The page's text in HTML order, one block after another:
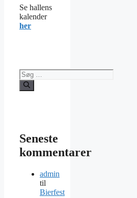
Se hallens
kalender
her
Søg
efter:
Seneste
kommentarer
admin
til
Bierfest